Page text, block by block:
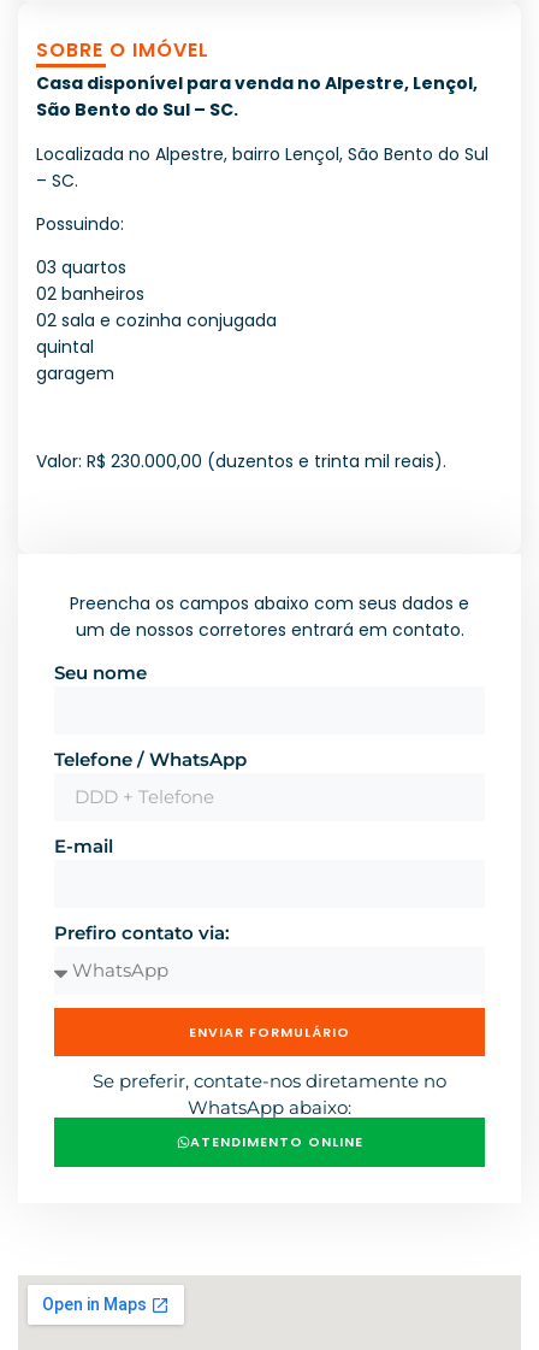
SOBRE O IMÓVEL
Casa disponível para venda no Alpestre, Lençol,
São Bento do Sul – SC.
Localizada no Alpestre, bairro Lençol, São Bento do Sul
– SC.
Possuindo:
03 quartos
02 banheiros
02 sala e cozinha conjugada
quintal
garagem
Valor: R$ 230.000,00 (duzentos e trinta mil reais).
Preencha os campos abaixo com seus dados e
um de nossos corretores entrará em contato.
Seu nome
Telefone / WhatsApp
E-mail
Prefiro contato via:
ENVIAR FORMULÁRIO
Se preferir, contate-nos diretamente no
WhatsApp abaixo:
ATENDIMENTO ONLINE